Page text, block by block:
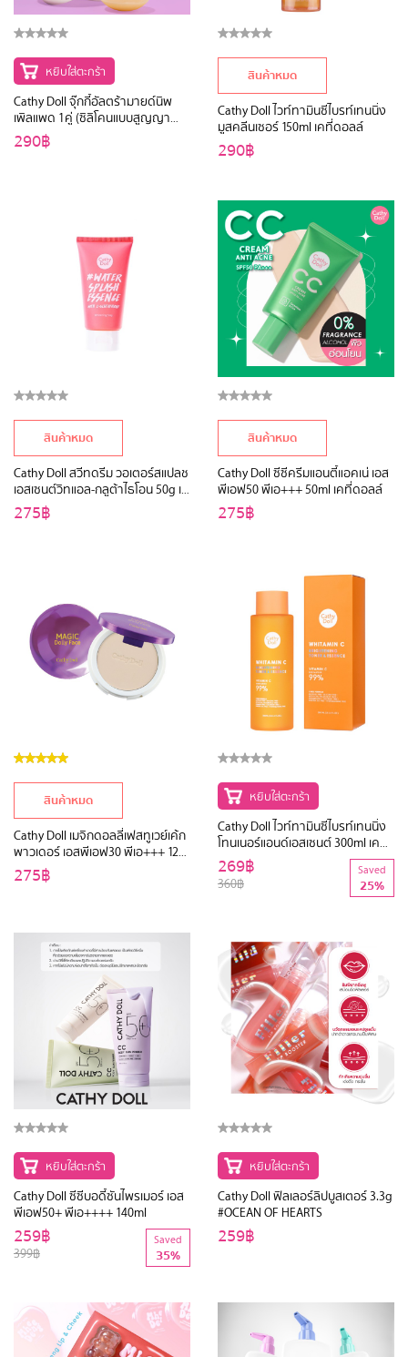
หยิบใส่ตะกร้า
Cathy Doll จุ๊กกี้อัลตร้ามายด์นิพ
เพิลแพด 1คู่ (ซิลิโคนแบบสูญญา
290฿
สินค้าหมด
Cathy Doll ไวท์ทามินซีไบรท์เทนนิ่ง
มูสคลีนเซอร์ 150ml เคที่ดอลล์
290฿
สินค้าหมด
Cathy Doll สวีทดรีม วอเตอร์สแปลช
เอสเซนต์วิทแอล-กลูต้าไธโอน 50g เค
ที่ดอลล์
275฿
สินค้าหมด
Cathy Doll ซีซีครีมแอนตี้แอคเน่ เอส
พีเอฟ50 พีเอ+++ 50ml เคที่ดอลล์
275฿
สินค้าหมด
Cathy Doll เมจิกดอลลี่เฟสทูเวย์เค้ก
พาวเดอร์ เอสพีเอฟ30 พีเอ+++ 12g
เคที่ดอลล์
275฿
หยิบใส่ตะกร้า
Cathy Doll ไวท์ทามินซีไบรท์เทนนิ่ง
โทนเนอร์แอนด์เอสเซนต์ 300ml เคที่
ดอลล์
360฿
269฿ Saved
25%
หยิบใส่ตะกร้า
Cathy Doll ซีซีบอดี้ซันไพรเมอร์ เอส
พีเอฟ50+ พีเอ++++ 140ml
399฿
259฿ Saved
35%
หยิบใส่ตะกร้า
Cathy Doll ฟิลเลอร์ลิปบูสเตอร์ 3.3g
#OCEAN OF HEARTS
259฿